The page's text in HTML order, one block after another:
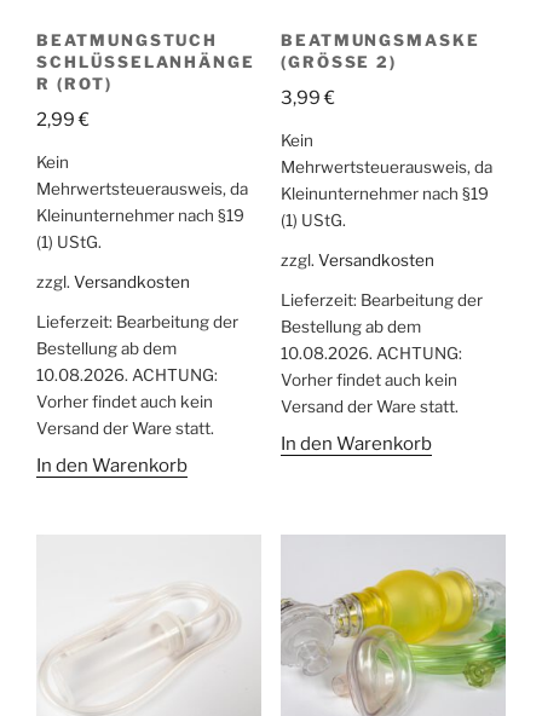
BEATMUNGSTUCH
SCHLÜSSELANHÄNGE
R (ROT)
2,99€
Kein
Mehrwertsteuerausweis, da
Kleinunternehmer nach §19
(1) UStG.
zzgl. Versandkosten
Lieferzeit: Bearbeitung der
Bestellung ab dem
10.08.2026. ACHTUNG:
Vorher findet auch kein
Versand der Ware statt.
In den Warenkorb
BEATMUNGSMASKE
(GRÖSSE 2)
3,99€
Kein
Mehrwertsteuerausweis, da
Kleinunternehmer nach §19
(1) UStG.
zzgl. Versandkosten
Lieferzeit: Bearbeitung der
Bestellung ab dem
10.08.2026. ACHTUNG:
Vorher findet auch kein
Versand der Ware statt.
In den Warenkorb